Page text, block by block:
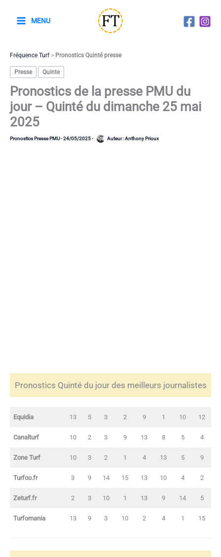
MENU
Fréquence Turf> Pronostics Quinté presse
Presse Quinte
Pronostics de la presse PMU du
jour – Quinté du dimanche 25 mai
2025
Pronostics Presse PMU-24/05/2025- Auteur :Anthony Prioux
Pronostics Quinté du jour des meilleurs journalistes
Equidia 13 5 3 2 9 1 10 12
Canalturf 10 2 3 9 13 8 5 4
Zone Turf 10 3 2 1 4 13 5 9
Turfoo.fr 3 9 14 15 13 10 4 2
Zeturf.fr 2 3 10 1 13 9 14 5
Turfomania 13 9 3 10 2 4 1 15